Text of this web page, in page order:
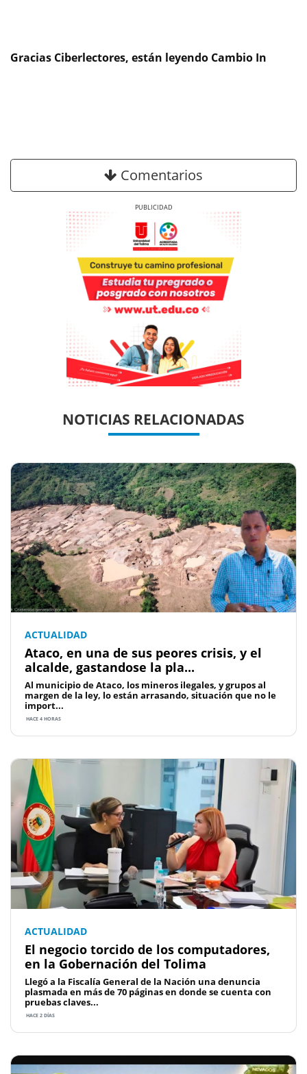
Gracias Ciberlectores, están leyendo Cambio In
Comentarios
NOTICIAS RELACIONADAS
ACTUALIDAD
Ataco, en una de sus peores crisis, y el
alcalde, gastandose la pla...
Al municipio de Ataco, los mineros ilegales, y grupos al
margen de la ley, lo están arrasando, situación que no le
import...
HACE 4 HORAS
ACTUALIDAD
El negocio torcido de los computadores,
en la Gobernación del Tolima
Llegó a la Fiscalía General de la Nación una denuncia
plasmada en más de 70 páginas en donde se cuenta con
pruebas claves...
HACE 2 DÍAS